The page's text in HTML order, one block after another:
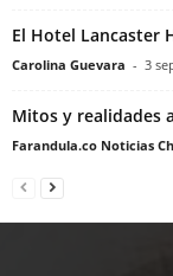
El Hotel Lancaster
Carolina Guevara - 3
Mitos y realidades
Farandula.co Noticias